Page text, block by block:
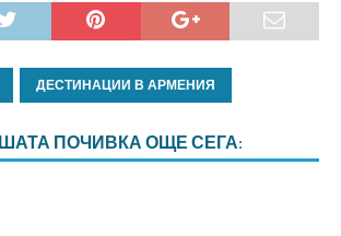
ДЕСТИНАЦИИ В АРМЕНИЯ
ПОЧИВКА ОЩЕ СЕГА: